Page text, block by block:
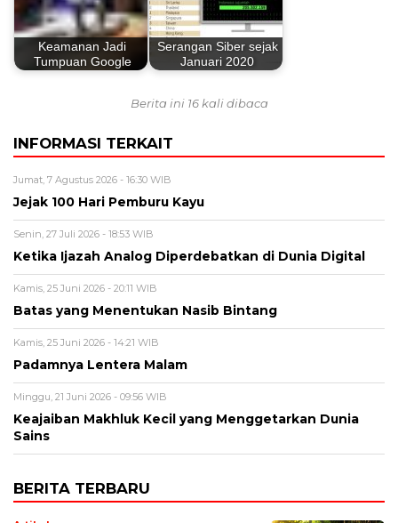
Keamanan Jadi
Tumpuan Google
Serangan Siber sejak
Januari 2020
Berita ini 16 kali dibaca
INFORMASI TERKAIT
Jumat, 7 Agustus 2026 - 16:30 WIB
Jejak 100 Hari Pemburu Kayu
Senin, 27 Juli 2026 - 18:53 WIB
Ketika Ijazah Analog Diperdebatkan di Dunia Digital
Kamis, 25 Juni 2026 - 20:11 WIB
Batas yang Menentukan Nasib Bintang
Kamis, 25 Juni 2026 - 14:21 WIB
Padamnya Lentera Malam
Minggu, 21 Juni 2026 - 09:56 WIB
Keajaiban Makhluk Kecil yang Menggetarkan Dunia
Sains
BERITA TERBARU